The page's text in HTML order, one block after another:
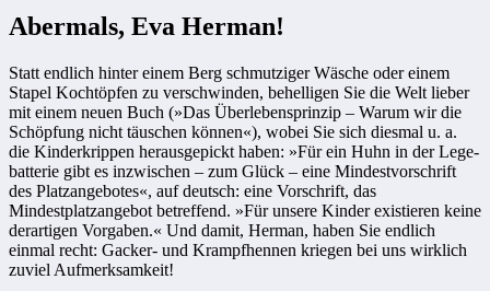
Abermals, Eva Herman!
Statt endlich hinter einem Berg schmutziger Wäsche oder einem
Stapel Kochtöpfen zu verschwinden, behelligen Sie die Welt lieber
mit einem neuen Buch (»Das Überlebensprinzip – Warum wir die
Schöpfung nicht täuschen können«), wobei Sie sich diesmal u. a.
die Kinderkrippen heraus­gepickt haben: »Für ein Huhn in der Lege­
batterie gibt es inzwischen – zum Glück – eine Mindestvorschrift
des Platzangebotes«, auf deutsch: eine Vorschrift, das
Mindestplatzangebot betreffend. »Für unsere Kinder exi­stieren keine
derartigen Vorgaben.« Und damit, Herman, haben Sie endlich
einmal recht: Gacker- und Krampf­hennen kriegen bei uns wirklich
zu­­­­­viel Aufmerksamkeit!